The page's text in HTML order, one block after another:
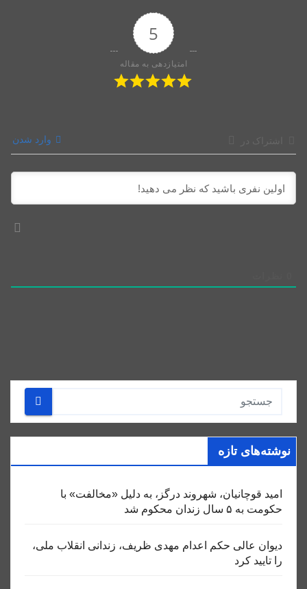
5
امتیازدهی به مقاله
وارد شدن
نوشته‌های تازه
امید قوچانیان، شهروند درگز، به دلیل «مخالفت» با
حکومت به ۵ سال زندان محکوم شد
دیوان عالی حکم اعدام مهدی ظریف، زندانی انقلاب ملی،
را تایید کرد